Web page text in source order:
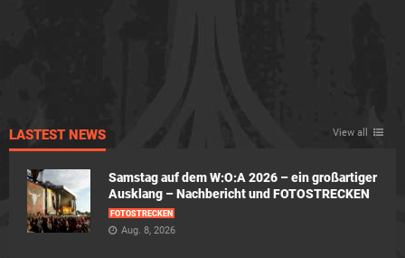
LASTEST NEWS View all
Samstag auf dem W:O:A 2026 – ein großartiger
Ausklang – Nachbericht und FOTOSTRECKEN
FOTOSTRECKEN
Aug. 8, 2026